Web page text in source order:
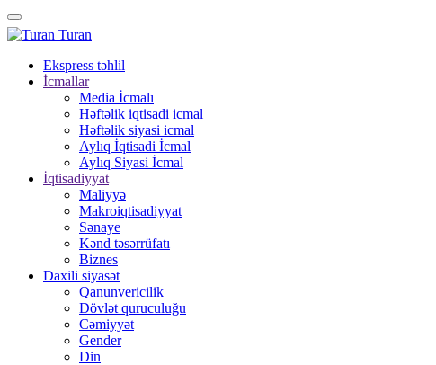
Turan
Ekspress təhlil
İcmallar
Media İcmalı
Həftəlik iqtisadi icmal
Həftəlik siyasi icmal
Aylıq İqtisadi İcmal
Aylıq Siyasi İcmal
İqtisadiyyat
Maliyyə
Makroiqtisadiyyat
Sənaye
Kənd təsərrüfatı
Biznes
Daxili siyasət
Qanunvericilik
Dövlət quruculuğu
Cəmiyyət
Gender
Din